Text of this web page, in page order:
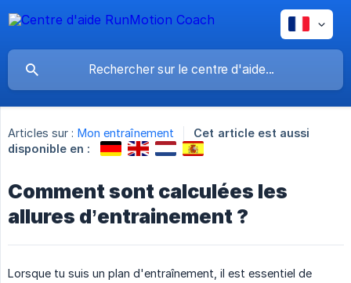
Articles sur : Mon entraînement
Cet article est aussi
disponible en :
Comment sont calculées les
allures d’entrainement ?
Lorsque tu suis un plan d'entraînement, il est essentiel de